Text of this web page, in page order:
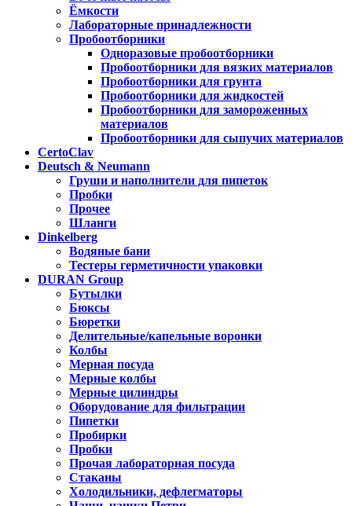
Ёмкости
Лабораторные принадлежности
Пробоотборники
Одноразовые пробоотборники
Пробоотборники для вязких материалов
Пробоотборники для грунта
Пробоотборники для жидкостей
Пробоотборники для замороженных
материалов
Пробоотборники для сыпучих материалов
CertoClav
Deutsch & Neumann
Груши и наполнители для пипеток
Пробки
Прочее
Шланги
Dinkelberg
Водяные бани
Тестеры герметичности упаковки
DURAN Group
Бутылки
Бюксы
Бюретки
Делительные/капельные воронки
Колбы
Мерная посуда
Мерные колбы
Мерные цилиндры
Оборудование для фильтрации
Пипетки
Пробирки
Пробки
Прочая лабораторная посуда
Стаканы
Холодильники, дефлегматоры